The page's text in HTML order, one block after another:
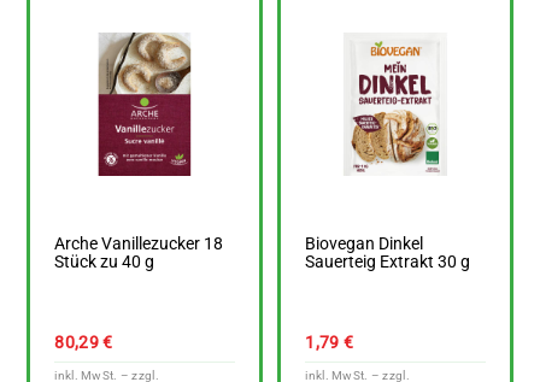
Arche Vanillezucker 18
Stück zu 40 g
80,29€
Biovegan Dinkel
Sauerteig Extrakt 30 g
1,79 €